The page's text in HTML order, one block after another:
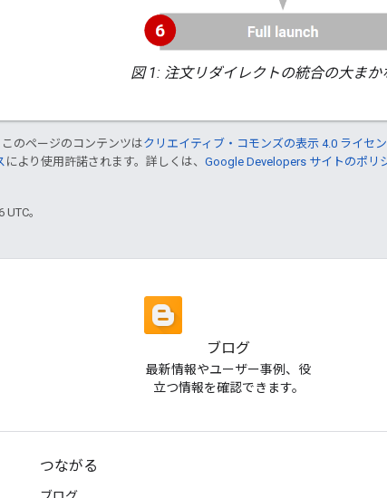
図 1: 注文リダイレクトの統合の大まか
のページのコンテンツはクリエイティブ・コモンズの表示 4.0 ライセ
により使用許諾されます。詳しくは、 Google Developers サイトのポリ
。
ブログ
最新情報やユーザー事例、役
立つ情報を確認できます。
つながる